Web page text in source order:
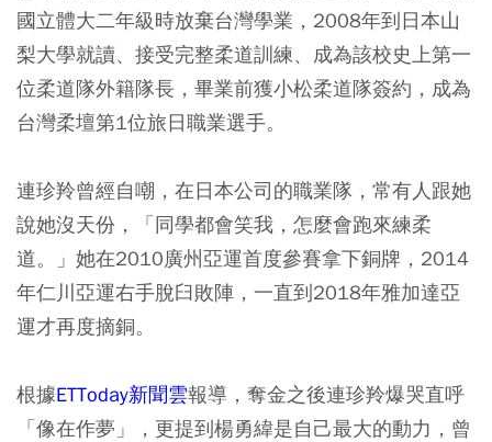
國立體大二年級時放棄台灣學業，2008年到日本山
梨大學就讀、接受完整柔道訓練、成為該校史上第一
位柔道隊外籍隊長，畢業前獲小松柔道隊簽約，成為
台灣柔壇第1位旅日職業選手。
連珍羚曾經自嘲，在日本公司的職業隊，常有人跟她
說她沒天份，「同學都會笑我，怎麼會跑來練柔
道。」她在2010廣州亞運首度參賽拿下銅牌，2014
年仁川亞運右手脫臼敗陣，一直到2018年雅加達亞
運才再度摘銅。
根據ETToday新聞雲報導，奪金之後連珍羚爆哭直呼
「像在作夢」，更提到楊勇緯是自己最大的動力，曾